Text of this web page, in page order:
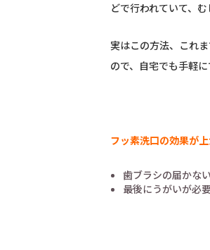
どで行われていて、
実はこの方法、これ
ので、自宅でも手軽
フッ素洗口の効果が
歯ブラシの届かな
最後にうがいが必